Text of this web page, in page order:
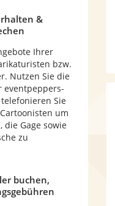
&
Ihrer
bzw.
Nutzen Sie die
eventpeppers-
Sie
um
die Gage sowie
zu
buchen,